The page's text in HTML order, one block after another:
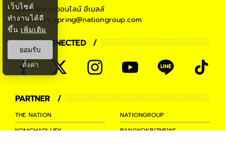
ติดต่อโฆษณาออนไลน์ อีเมลล์
teamsales_spring@nationgroup.com
STAY CONNECTED
PARTNER
THE NATION
NATIONGROUP
KOMCHADLUEK
BANGKOKBIZNEWS
เว็บไซต์
ทำงานได้ดี
ขึ้น เพิ่มเติม
ยอมรับ
ตั้งค่า